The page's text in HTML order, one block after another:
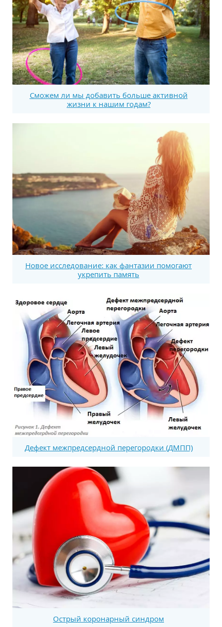
Сможем ли мы добавить больше активной
жизни к нашим годам?
Новое исследование: как фантазии помогают
укрепить память
Дефект межпредсердной перегородки (ДМПП)
Острый коронарный синдром